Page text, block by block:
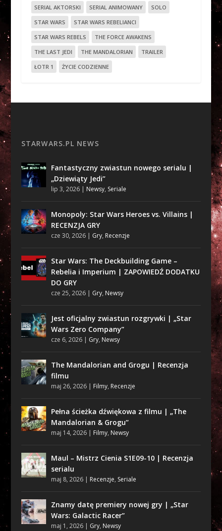
SERIAL AKTORSKI SERIAL ANIMOWANY
SOLO
STAR WARS
STAR WARS REBELIANCI
STAR WARS REBELS
THE FORCE AWAKENS
THE LAST JEDI
THE MANDALORIAN
TRAILER
ŁOTR 1
ŻYCIE CODZIENNE
STARWARS.PL NEWS
Fantastyczny zwiastun nowego serialu |
„Dziewiąty Jedi”
lip 3, 2026| Newsy, Seriale
Monopoly: Star Wars Heroes vs. Villains |
RECENZJA GRY
cze 30, 2026| Gry, Recenzje
Star Wars: The Deckbuilding Game –
Rebelia i Imperium | ZAPOWIEDŹ DODATKU
DO GRY
cze 25, 2026| Gry, Newsy
Jest oficjalny zwiastun rozgrywki | „Star
Wars Zero Company”
cze 6, 2026| Gry, Newsy
The Mandalorian and Grogu | Recenzja
filmu
maj 26, 2026| Filmy, Recenzje
Pełna ścieżka dźwiękowa z filmu | „The
Mandalorian & Grogu”
maj 14, 2026| Filmy, Newsy
Maul – Mistrz Cienia S1E09-10 | Recenzja
serialu
maj 8, 2026| Recenzje, Seriale
Znamy datę premiery nowej gry | „Star
Wars: Galactic Racer”
maj 1, 2026| Gry, Newsy